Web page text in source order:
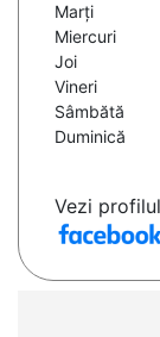
Marți
Miercuri
Joi
Vineri
Sâmbătă
Duminică
Vezi